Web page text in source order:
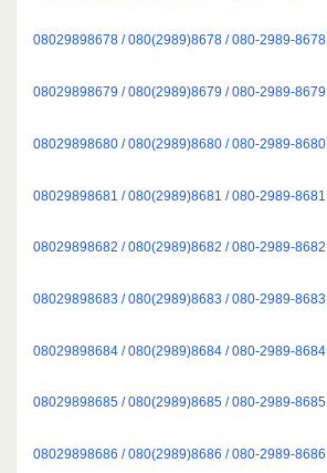
08029898678 / 080(2989)8678 / 080-2989-8678
08029898679 / 080(2989)8679 / 080-2989-8679
08029898680 / 080(2989)8680 / 080-2989-8680
08029898681 / 080(2989)8681 / 080-2989-8681
08029898682 / 080(2989)8682 / 080-2989-8682
08029898683 / 080(2989)8683 / 080-2989-8683
08029898684 / 080(2989)8684 / 080-2989-8684
08029898685 / 080(2989)8685 / 080-2989-8685
08029898686 / 080(2989)8686 / 080-2989-8686